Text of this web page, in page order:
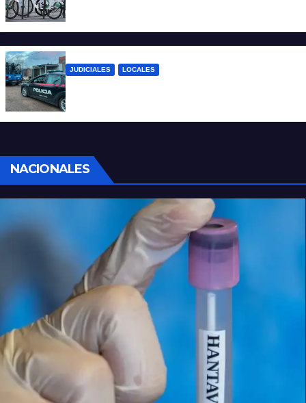
JUDICIALES LOCALES
NACIONALES